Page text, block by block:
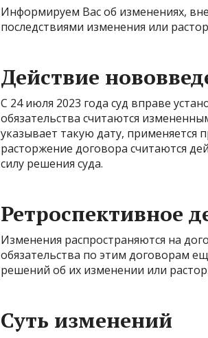
Информируем Вас об изменениях,
последствиями изменения или
Действие
С 24 июля 2023 года суд вправе
обязательства считаются
указывает такую дату, применяется
расторжение договора считаются
силу решения суда.
Ретроспективное
Изменения распространяются на
обязательства по этим договорам
решений об их изменении или
Суть изменений